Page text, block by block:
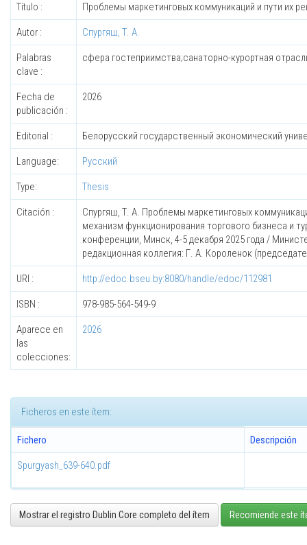
Título : Проблемы маркетинговых коммуникаций и пути их
Autor : Спургяш, Т. А.
Palabras
clave :
сфера гостеприимства;санаторно-курортная
Fecha de
publicación :
2026
Editorial : Белорусский государственный экономический
Language: Русский
Type: Thesis
Citación :
Спургяш, Т. А. Проблемы маркетинговых
механизм функционирования торгового бизнеса и
конференции, Минск, 4-5 декабря 2025 года /
редакционная коллегия: Г. А. Короленок
URI : http://edoc.bseu.by:8080/handle/edoc/112981
ISBN : 978-985-564-549-9
Aparece en
las
colecciones:
2026
Ficheros en este ítem:
Fichero Descripción
Spurgyash_639-640.pdf
Mostrar el registro Dublin Core completo del ítem Recomiende este